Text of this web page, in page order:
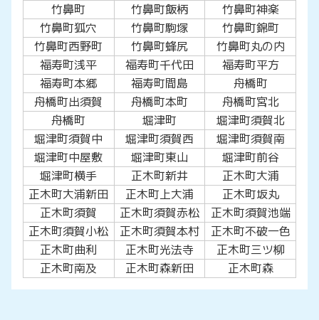
竹鼻町
竹鼻町飯柄
竹鼻町神楽
竹鼻町狐穴
竹鼻町駒塚
竹鼻町錦町
竹鼻町西野町
竹鼻町蜂尻
竹鼻町丸の内
福寿町浅平
福寿町千代田
福寿町平方
福寿町本郷
福寿町間島
舟橋町
舟橋町出須賀
舟橋町本町
舟橋町宮北
舟橋町
堀津町
堀津町須賀北
堀津町須賀中
堀津町須賀西
堀津町須賀南
堀津町中屋敷
堀津町東山
堀津町前谷
堀津町横手
正木町新井
正木町大浦
正木町大浦新田
正木町上大浦
正木町坂丸
正木町須賀
正木町須賀赤松
正木町須賀池端
正木町須賀小松
正木町須賀本村
正木町不破一色
正木町曲利
正木町光法寺
正木町三ツ柳
正木町南及
正木町森新田 正木町森